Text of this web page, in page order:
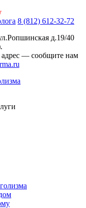
8 (812) 612-32-72
д.19/40
адрес — сообщите нам